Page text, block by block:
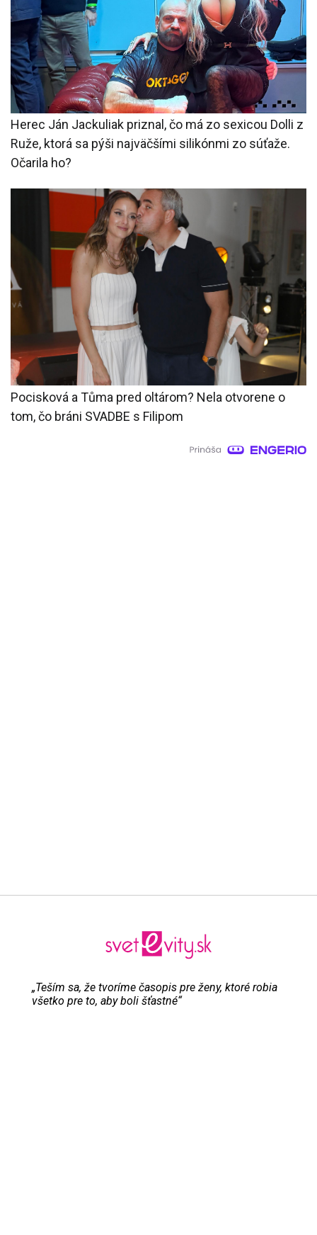
Herec Ján Jackuliak priznal, čo má zo sexicou Dolli z
Ruže, ktorá sa pýši najväčšími silikónmi zo súťaže.
Očarila ho?
Pocisková a Tůma pred oltárom? Nela otvorene o
tom, čo bráni SVADBE s Filipom
„Teším sa, že tvoríme časopis pre ženy, ktoré robia
všetko pre to, aby boli šťastné“